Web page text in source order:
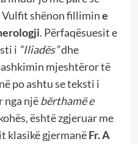
Vulfit shënon fillimine
. Përfaqësuesit e
i “Iliadës”dhe
mjeshtëror të
po ashtu se teksti i
nga një bërthamë e
është zgjeruar me
klasikë gjermanë Fr. A